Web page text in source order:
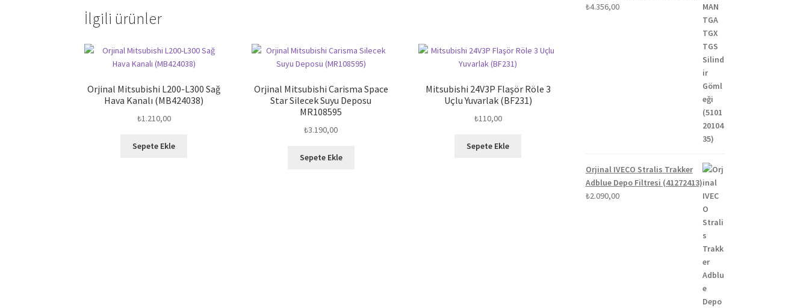
İlgili ürünler
Orjinal Mitsubishi L200-L300 Sağ
Hava Kanalı (MB424038)
₺1.210,00
Sepete Ekle
Orjinal Mitsubishi Carisma Space
Star Silecek Suyu Deposu
MR108595
₺3.190,00
Sepete Ekle
Mitsubishi 24V3P Flaşör Röle 3
Uçlu Yuvarlak (BF231)
₺110,00
Sepete Ekle
₺4.356,00
Orjinal IVECO Stralis Trakker
Adblue Depo Filtresi (41272413)
₺2.090,00